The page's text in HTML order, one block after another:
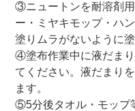
③ニュートンを耐溶剤
ー・ミヤキモップ・ハ
塗りムラがないように塗
④塗布作業中に液だま
てください。液だまり
ます。
⑤5分後タオル・モップ